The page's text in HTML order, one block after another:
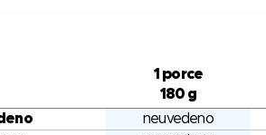
1 porce
180 g
neuvedeno